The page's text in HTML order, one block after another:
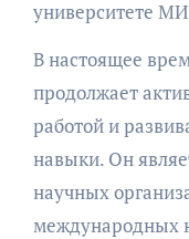
университете
В настоящее
продолжает
работой и
навыки. Он
научных
международных